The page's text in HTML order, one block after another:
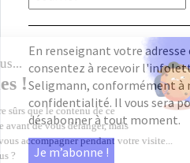
En renseignant votre
consentez à recevoir
Seligmann, conformément à
confidentialité. Il vous sera
désabonner à tout moment.